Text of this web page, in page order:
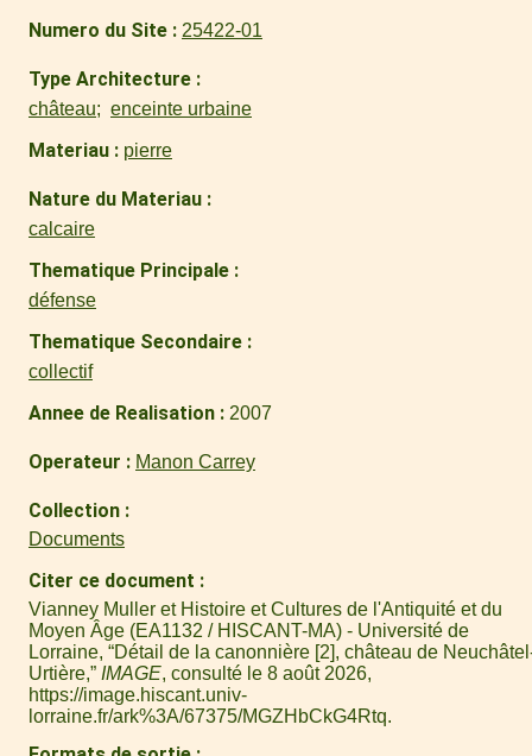
Numero du Site 25422-01
Type Architecture
château enceinte urbaine
Materiau pierre
Nature du Materiau
calcaire
Thematique Principale
défense
Thematique Secondaire
collectif
Annee de Realisation 2007
Operateur Manon Carrey
Collection
Documents
Citer ce document
Vianney Muller et Histoire et Cultures de l'Antiquité et du
Moyen Âge (EA1132 / HISCANT-MA) - Université de
Lorraine, “Détail de la canonnière [2], château de
Urtière,” IMAGE, consulté le 8 août 2026,
https://image.hiscant.univ-
lorraine.fr/ark%3A/67375/MGZHbCkG4Rtq.